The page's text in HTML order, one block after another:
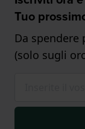
Tuo
Da
(solo sugli